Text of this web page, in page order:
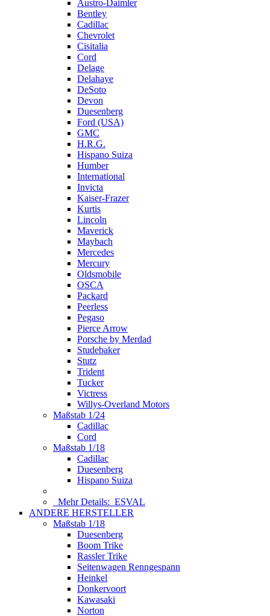
Austro-Daimler
Bentley
Cadillac
Chevrolet
Cisitalia
Cord
Delage
Delahaye
DeSoto
Devon
Duesenberg
Ford (USA)
GMC
H.R.G.
Hispano Suiza
Humber
International
Invicta
Kaiser-Frazer
Kurtis
Lincoln
Maverick
Maybach
Mercedes
Mercury
Oldsmobile
OSCA
Packard
Peerless
Pegaso
Pierce Arrow
Porsche by Merdad
Studebaker
Stutz
Trident
Tucker
Victress
Willys-Overland Motors
Maßstab 1/24
Cadillac
Cord
Maßstab 1/18
Cadillac
Duesenberg
Hispano Suiza
Mehr Details: ESVAL
ANDERE HERSTELLER
Maßstab 1/18
Duesenberg
Boom Trike
Rassler Trike
Seitenwagen Renngespann
Heinkel
Donkervoort
Kawasaki
Norton